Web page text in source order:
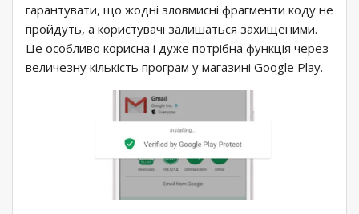
гарантувати, що жодні зловмисні фрагменти коду не
пройдуть, а користувачі залишаться захищеними.
Це особливо корисна і дуже потрібна функція через
величезну кількість програм у магазині Google Play.